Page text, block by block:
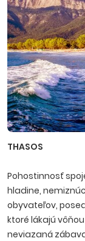
THASOS
Pohostinnosť
hladine,
obyvateľov,
ktoré lákajú
neviazaná